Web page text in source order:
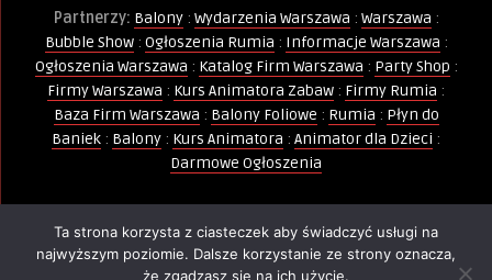
Partnerzy: Balony: Wydarzenia Warszawa : Warszawa :
Bubble Show: Ogłoszenia Rumia : Informacje Warszawa :
Ogłoszenia Warszawa : Katalog Firm Warszawa : Party Shop :
Firmy Warszawa : Kurs Animatora Zabaw : Firmy Rumia :
Baza Firm Warszawa : Balony Foliowe : Rumia : Płyn do
Baniek : Balony : Kurs Animatora : Animator dla Dzieci :
Darmowe Ogłoszenia
Wszelkie Prawa Zastrzeżone - Kopiowanie, powielanie i
wykorzystywanie treści, zdjęć, grafik jest zabronione -
Ta strona korzysta z ciasteczek aby świadczyć usługi na
najwyższym poziomie. Dalsze korzystanie ze strony oznacza,
że zgadzasz się na ich użycie.